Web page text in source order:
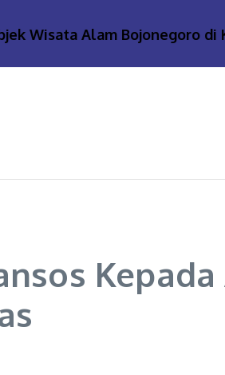
Wisata Alam Bojonegoro di